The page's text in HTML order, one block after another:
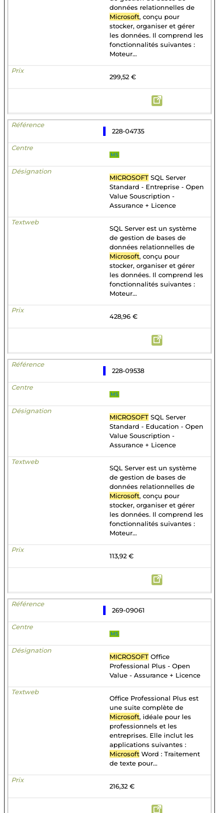
données relationnelles de
Microsoft, conçu pour
stocker, organiser et gérer
les données. Il comprend les
fonctionnalités suivantes :
Moteur...
299,52 €
228-04735
MS
MICROSOFT SQL Server
Standard - Entreprise - Open
Value Souscription -
Assurance + Licence
SQL Server est un système
de gestion de bases de
données relationnelles de
Microsoft, conçu pour
stocker, organiser et gérer
les données. Il comprend les
fonctionnalités suivantes :
Moteur...
428,96 €
228-09538
MS
MICROSOFT SQL Server
Standard - Education - Open
Value Souscription -
Assurance + Licence
SQL Server est un système
de gestion de bases de
données relationnelles de
Microsoft, conçu pour
stocker, organiser et gérer
les données. Il comprend les
fonctionnalités suivantes :
Moteur...
113,92 €
269-09061
MS
MICROSOFT Office
Professional Plus - Open
Value - Assurance + Licence
Office Professional Plus est
une suite complète de
Microsoft, idéale pour les
professionnels et les
entreprises. Elle inclut les
applications suivantes :
Microsoft Word : Traitement
de texte pour...
216,32 €